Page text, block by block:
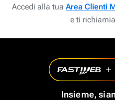
Accedi alla tua Area Clienti
e ti
Insieme,